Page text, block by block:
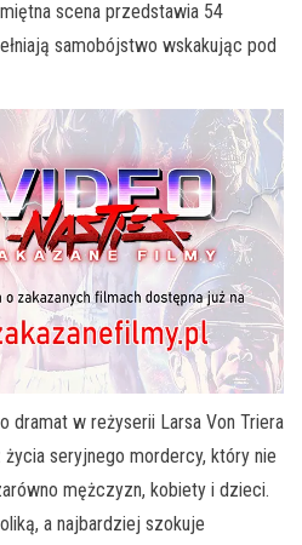
scena przedstawia 54
samobójstwo wskakując pod
dramat w reżyserii Larsa Von Triera
seryjnego mordercy, który nie
mężczyzn, kobiety i dzieci.
a najbardziej szokuje